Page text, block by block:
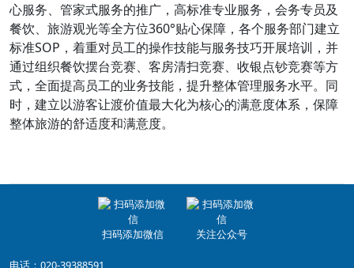
心服务、管家式服务的推广，高标准专业服务，会务专员及
餐饮、旅游观光等全方位360°贴心保障，各个服务部门建立
标准SOP，着重对员工的操作技能与服务技巧开展培训，并
通过组织餐饮摆台竞赛、客房清扫竞赛、收银点钞竞赛等方
式，全面提高员工的业务技能，提升整体管理服务水平。同
时，建立以游客让渡价值最大化为核心的满意度体系，保障
整体旅游的舒适度和满意度。
扫码添加微信 关注公众号
电话：020-39388591